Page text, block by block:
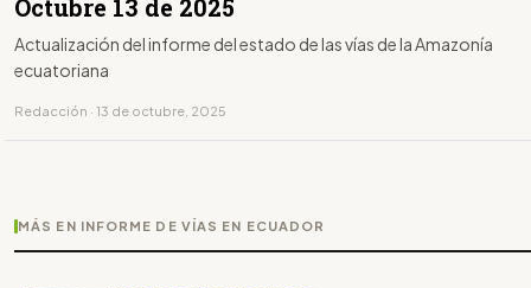
Octubre 13 de 2025
Actualización del informe del estado de las vías de la Amazonía
ecuatoriana
Redacción · 13 de octubre, 2025
MÁS EN INFORME DE VÍAS EN ECUADOR